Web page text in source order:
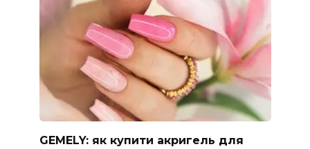
GEMELY: як купити акригель для